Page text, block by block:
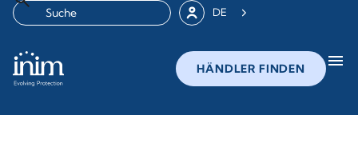
DE
HÄNDLER FINDEN menu